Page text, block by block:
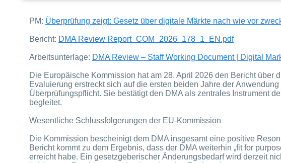
PM: Überprüfung zeigt: Gesetz über digitale Märkte nach wie vor
Bericht: DMA Review Report_COM_2026_178_1_EN.pdf
Arbeitsunterlage: DMA Review – Staff Working Document | Digital
Die Europäische Kommission hat am 28. April 2026 den Bericht über
Evaluierung erstreckt sich auf die ersten beiden Jahre der
Überprüfungspflicht. Sie bestätigt den DMA als zentrales Instrument
begleitet.
Wesentliche Schlussfolgerungen der EU-Kommission
Die Kommission bescheinigt dem DMA insgesamt eine positive
Bericht kommt zu dem Ergebnis, dass der DMA weiterhin „fit for
erreicht habe. Ein gesetzgeberischer Änderungsbedarf wird derzeit